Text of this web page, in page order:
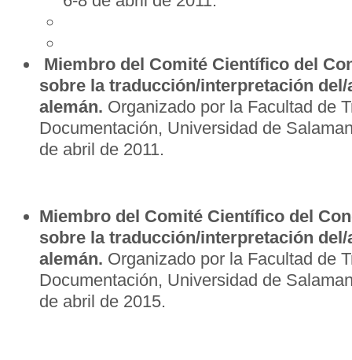
Miembro del Comité Científico del
sobre la traducción/interpretación del/
alemán. Organizado por la Facultad de
Documentación, Universidad de
de abril de 2011.
Miembro del Comité Científico del
sobre la traducción/interpretación del/
alemán. Organizado por la Facultad de
Documentación, Universidad de
de abril de 2015.